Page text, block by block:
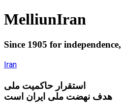
MelliunIran
Since 1905 for independence,
Iran
استقرار حاکميت ملی
هدف نهضت ملی ایران است